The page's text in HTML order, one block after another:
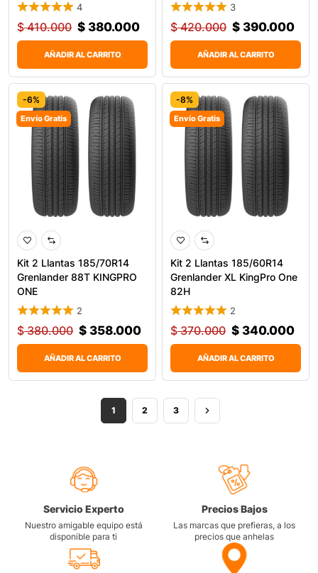
4
$410.000 $ 380.000
AÑADIR AL CARRITO
3
$420.000 $ 390.000
AÑADIR AL CARRITO
-6%
Envío Gratis
Kit 2 Llantas 185/70R14
Grenlander 88T KINGPRO
ONE
2
$380.000 $ 358.000
AÑADIR AL CARRITO
-8%
Envío Gratis
Kit 2 Llantas 185/60R14
Grenlander XL KingPro One
82H
2
$370.000 $ 340.000
AÑADIR AL CARRITO
1 2 3
Servicio Experto
Nuestro amigable equipo está
disponible para ti
Precios Bajos
Las marcas que prefieras, a los
precios que anhelas